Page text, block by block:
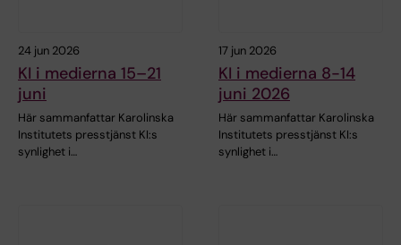
24 jun 2026
KI i medierna 15–21
juni
Här sammanfattar Karolinska
Institutets presstjänst KI:s
synlighet i…
17 jun 2026
KI i medierna 8-14
juni 2026
Här sammanfattar Karolinska
Institutets presstjänst KI:s
synlighet i…